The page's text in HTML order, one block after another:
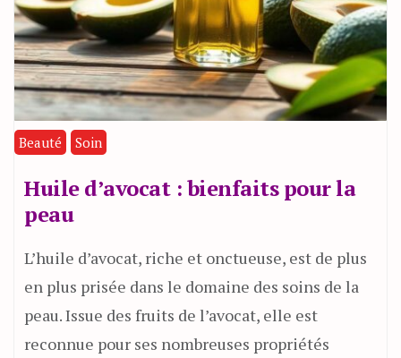
Beauté Soin
Huile d’avocat : bienfaits pour la
peau
L’huile d’avocat, riche et onctueuse, est de plus
en plus prisée dans le domaine des soins de la
peau. Issue des fruits de l’avocat, elle est
reconnue pour ses nombreuses propriétés